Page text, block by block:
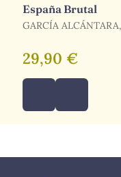
España Brutal
GARCÍA ALCÁNTARA,
29,90 €